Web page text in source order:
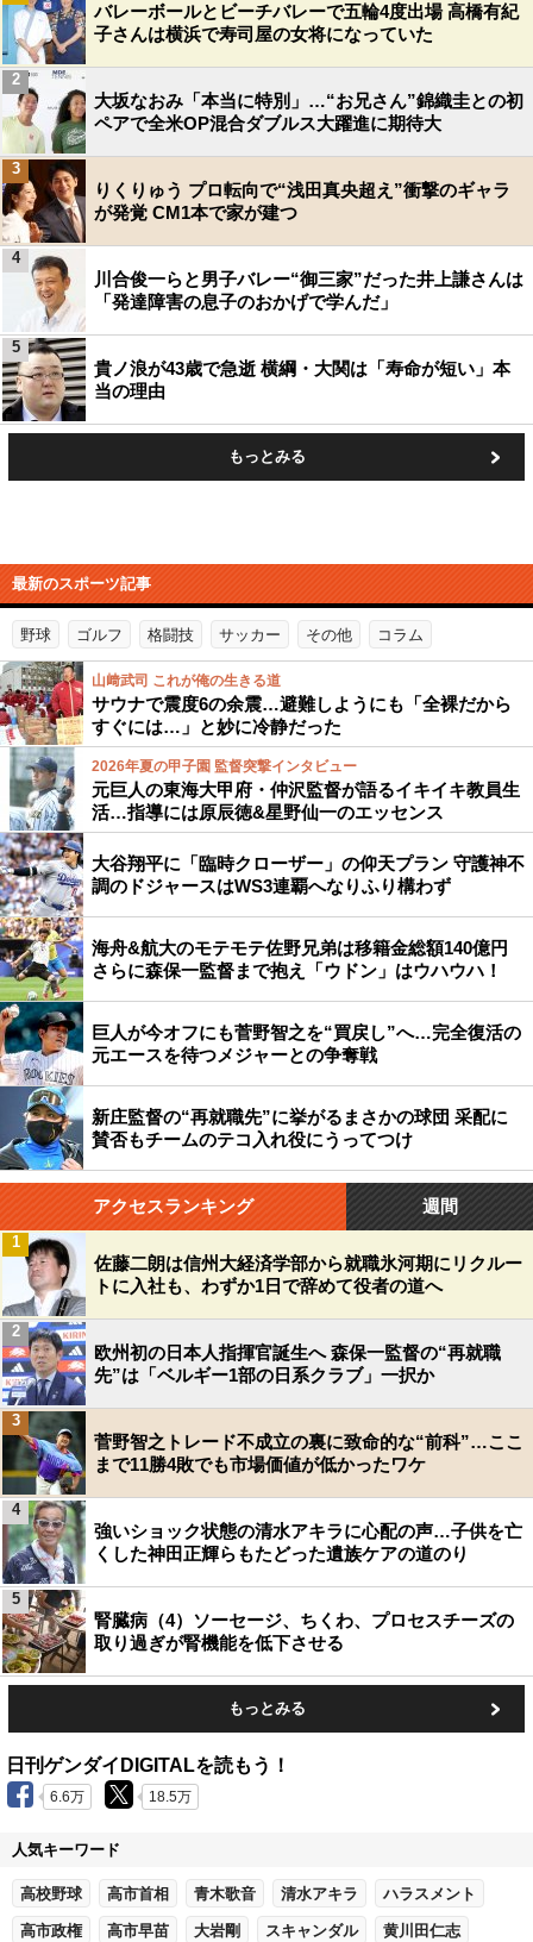
バレーボールとビーチバレーで五輪4度出場 高橋有紀
子さんは横浜で寿司屋の女将になっていた
大坂なおみ「本当に特別」…“お兄さん”錦織圭との初
ペアで全米OP混合ダブルス大躍進に期待大
2
りくりゅう プロ転向で“浅田真央超え”衝撃のギャラ
が発覚 CM1本で家が建つ
3
川合俊一らと男子バレー“御三家”だった井上謙さんは
「発達障害の息子のおかげで学んだ」
4
貴ノ浪が43歳で急逝 横綱・大関は「寿命が短い」本
当の理由
5
もっとみる
最新のスポーツ記事
野球 ゴルフ 格闘技 サッカー その他 コラム
山﨑武司 これが俺の生きる道
サウナで震度6の余震…避難しようにも「全裸だから
すぐには…」と妙に冷静だった
2026年夏の甲子園 監督突撃インタビュー
元巨人の東海大甲府・仲沢監督が語るイキイキ教員生
活…指導には原辰徳&星野仙一のエッセンス
大谷翔平に「臨時クローザー」の仰天プラン 守護神不
調のドジャースはWS3連覇へなりふり構わず
海舟&航大のモテモテ佐野兄弟は移籍金総額140億円
さらに森保一監督まで抱え「ウドン」はウハウハ！
巨人が今オフにも菅野智之を“買戻し”へ…完全復活の
元エースを待つメジャーとの争奪戦
新庄監督の“再就職先”に挙がるまさかの球団 采配に
賛否もチームのテコ入れ役にうってつけ
アクセスランキング 週間
佐藤二朗は信州大経済学部から就職氷河期にリクルー
トに入社も、わずか1日で辞めて役者の道へ
1
欧州初の日本人指揮官誕生へ 森保一監督の“再就職
先”は「ベルギー1部の日系クラブ」一択か
2
菅野智之トレード不成立の裏に致命的な“前科”…ここ
まで11勝4敗でも市場価値が低かったワケ
3
強いショック状態の清水アキラに心配の声…子供を亡
くした神田正輝らもたどった遺族ケアの道のり
4
腎臓病（4）ソーセージ、ちくわ、プロセスチーズの
取り過ぎが腎機能を低下させる
5
もっとみる
日刊ゲンダイDIGITALを読もう！
6.6万 18.5万
人気キーワード
高校野球 高市首相 青木歌音 清水アキラ ハラスメント
高市政権 高市早苗 大岩剛 スキャンダル 黄川田仁志